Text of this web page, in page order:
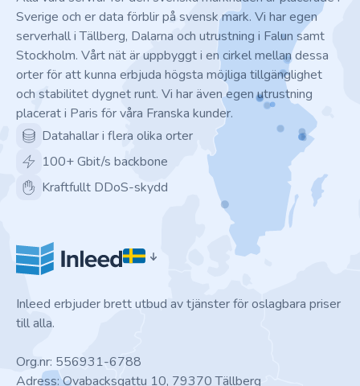
Sverige och er data förblir på svensk mark. Vi har egen
serverhall i Tällberg, Dalarna och utrustning i Falun samt
Stockholm. Vårt nät är uppbyggt i en cirkel mellan dessa
orter för att kunna erbjuda högsta möjliga tillgänglighet
och stabilitet dygnet runt. Vi har även egen utrustning
placerat i Paris för våra Franska kunder.
Datahallar i flera olika orter
100+ Gbit/s backbone
Kraftfullt DDoS-skydd
Inleed erbjuder brett utbud av tjänster för oslagbara priser
till alla.
Org.nr: 556931-6788
Adress: Ovabacksgattu 10, 79370 Tällberg